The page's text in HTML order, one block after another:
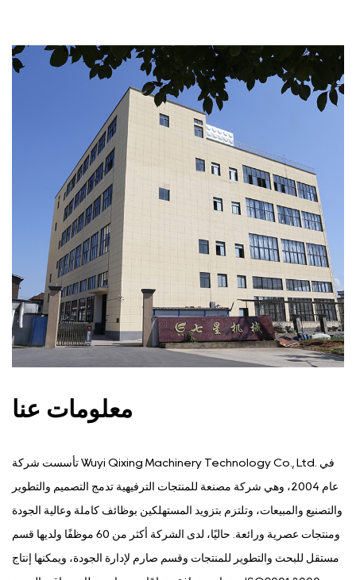
معلومات عنا
تأسست شركة Wuyi Qixing Machinery Technology Co., Ltd. في
عام 2004، وهي شركة مصنعة للمنتجات الترفيهية تدمج التصميم والتطوير
والتصنيع والمبيعات، وتلتزم بتزويد المستهلكين بوظائف كاملة وعالية الجودة
ومنتجات عصرية ورائعة. حاليًا، لدى الشركة أكثر من 60 موظفًا ولديها قسم
مستقل للبحث والتطوير للمنتجات وقسم صارم لإدارة الجودة، ويمكنها إنتاج